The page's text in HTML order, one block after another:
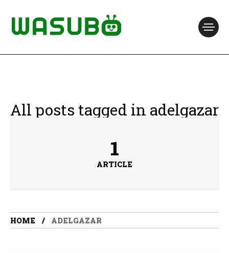
All posts tagged in adelgazar
1
ARTICLE
HOME ADELGAZAR